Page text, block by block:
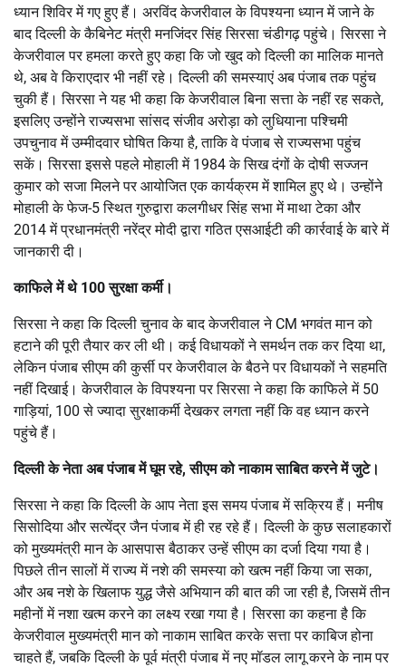
ध्यान शिविर में गए हुए हैं। अरविंद केजरीवाल के विपश्यना ध्यान में जाने के
बाद दिल्ली के कैबिनेट मंत्री मनजिंदर सिंह सिरसा चंडीगढ़ पहुंचे। सिरसा ने
केजरीवाल पर हमला करते हुए कहा कि जो खुद को दिल्ली का मालिक मानते
थे, अब वे किराएदार भी नहीं रहे। दिल्ली की समस्याएं अब पंजाब तक पहुंच
चुकी हैं। सिरसा ने यह भी कहा कि केजरीवाल बिना सत्ता के नहीं रह सकते,
इसलिए उन्होंने राज्यसभा सांसद संजीव अरोड़ा को लुधियाना पश्चिमी
उपचुनाव में उम्मीदवार घोषित किया है, ताकि वे पंजाब से राज्यसभा पहुंच
सकें। सिरसा इससे पहले मोहाली में 1984 के सिख दंगों के दोषी सज्जन
कुमार को सजा मिलने पर आयोजित एक कार्यक्रम में शामिल हुए थे। उन्होंने
मोहाली के फेज-5 स्थित गुरुद्वारा कलगीधर सिंह सभा में माथा टेका और
2014 में प्रधानमंत्री नरेंद्र मोदी द्वारा गठित एसआईटी की कार्रवाई के बारे में
जानकारी दी।
काफिले में थे 100 सुरक्षा कर्मी।
सिरसा ने कहा कि दिल्ली चुनाव के बाद केजरीवाल ने CM भगवंत मान को
हटाने की पूरी तैयार कर ली थी। कई विधायकों ने समर्थन तक कर दिया था,
लेकिन पंजाब सीएम की कुर्सी पर केजरीवाल के बैठने पर विधायकों ने सहमति
नहीं दिखाई। केजरीवाल के विपश्यना पर सिरसा ने कहा कि काफिले में 50
गाड़ियां, 100 से ज्यादा सुरक्षाकर्मी देखकर लगता नहीं कि वह ध्यान करने
पहुंचे हैं।
दिल्ली के नेता अब पंजाब में घूम रहे, सीएम को नाकाम साबित करने में जुटे।
सिरसा ने कहा कि दिल्ली के आप नेता इस समय पंजाब में सक्रिय हैं। मनीष
सिसोदिया और सत्येंद्र जैन पंजाब में ही रह रहे हैं। दिल्ली के कुछ सलाहकारों
को मुख्यमंत्री मान के आसपास बैठाकर उन्हें सीएम का दर्जा दिया गया है।
पिछले तीन सालों में राज्य में नशे की समस्या को खत्म नहीं किया जा सका,
और अब नशे के खिलाफ युद्ध जैसे अभियान की बात की जा रही है, जिसमें तीन
महीनों में नशा खत्म करने का लक्ष्य रखा गया है। सिरसा का कहना है कि
केजरीवाल मुख्यमंत्री मान को नाकाम साबित करके सत्ता पर काबिज होना
चाहते हैं, जबकि दिल्ली के पूर्व मंत्री पंजाब में नए मॉडल लागू करने के नाम पर